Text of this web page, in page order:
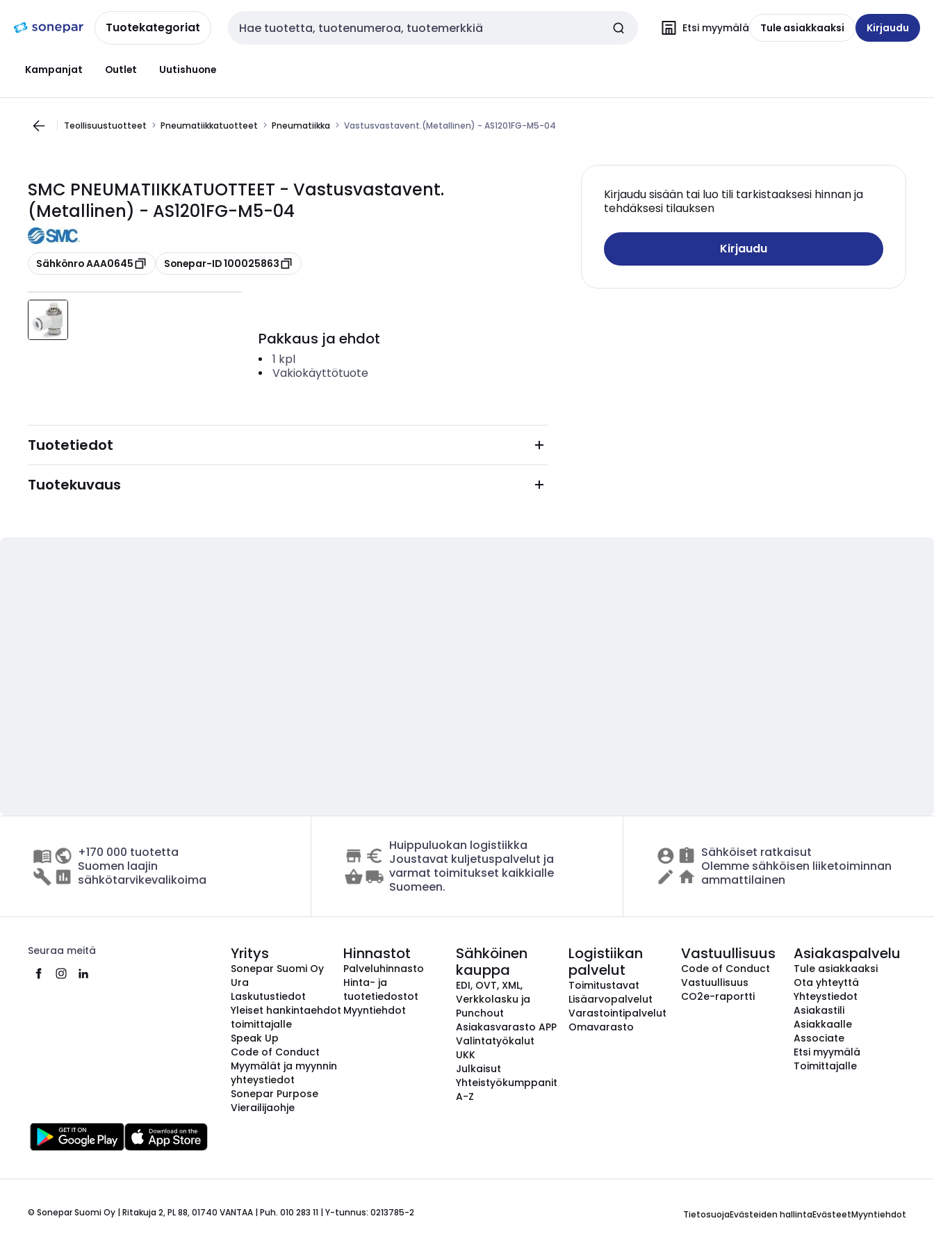
navigointiinsisältöönTuotekategoriat Haku Etsi myymälä Tule asiakkaaksi Kirjaudu
Kampanjat Outlet Uutishuone
Teollisuustuotteet Pneumatiikkatuotteet Pneumatiikka Vastusvastavent.(Metallinen) - AS1201FG-M5-04
SMC PNEUMATIIKKATUOTTEET - Vastusvastavent.
(Metallinen) - AS1201FG-M5-04
Kopioi
Sähkönro AAA0645 Kopioi
Sonepar-ID 100025863
Kirjaudu sisään tai luo tili tarkistaaksesi hinnan ja
tehdäksesi tilauksen
Kirjaudu
Pakkaus ja ehdot
1 kpl
Vakiokäyttötuote
Tuotetiedot
Tuotekuvaus
+170 000 tuotetta
Suomen laajin
sähkötarvikevalikoima
Huippuluokan logistiikka
Joustavat kuljetuspalvelut ja
varmat toimitukset kaikkialle
Suomeen.
Sähköiset ratkaisut
Olemme sähköisen liiketoiminnan
ammattilainen
Seuraa meitä Yritys
Sonepar Suomi Oy
Ura
Laskutustiedot
Yleiset hankintaehdot
toimittajalle
Speak Up
Code of Conduct
Myymälät ja myynnin
yhteystiedot
Sonepar Purpose
Vierailijaohje
Hinnastot
Palveluhinnasto
Hinta- ja
tuotetiedostot
Myyntiehdot
Sähköinen
kauppa
EDI, OVT, XML,
Verkkolasku ja
Punchout
Asiakasvarasto APP
Valintatyökalut
UKK
Julkaisut
Yhteistyökumppanit
A-Z
Logistiikan
palvelut
Toimitustavat
Lisäarvopalvelut
Varastointipalvelut
Omavarasto
Vastuullisuus
Code of Conduct
Vastuullisuus
CO2e-raportti
Asiakaspalvelu
Tule asiakkaaksi
Ota yhteyttä
Yhteystiedot
Asiakastili
Asiakkaalle
Associate
Etsi myymälä
Toimittajalle
© Sonepar Suomi Oy | Ritakuja 2, PL 88, 01740 VANTAA | Puh. 010 283 11 | Y-tunnus: 0213785-2 TietosuojaEvästeiden hallintaEvästeetMyyntiehdot